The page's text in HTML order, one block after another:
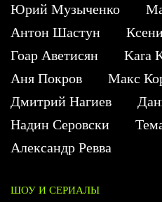
Юрий Музыченко
Антон Шастун
Гоар Аветисян
Kara
Аня Покров
Макс
Дмитрий Нагиев
Надин Серовски
Александр Ревва
ШОУ И СЕРИАЛЫ